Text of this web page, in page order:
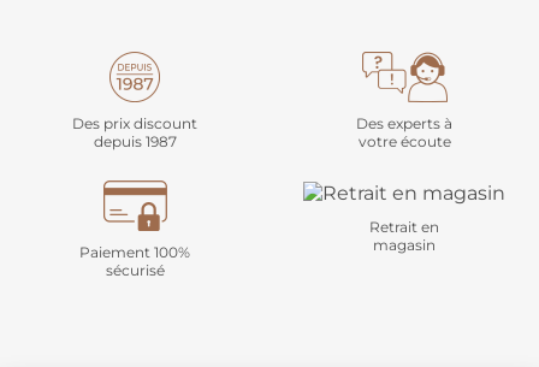
Des prix discount
depuis 1987
Des experts à
votre écoute
Paiement 100%
sécurisé
Retrait en
magasin